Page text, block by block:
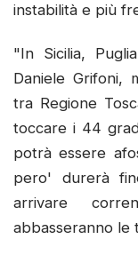
instabilità e più
"In Sicilia,
Daniele Grifoni,
tra Regione
toccare i 44
potrà essere
pero' durerà
arrivare
abbasseranno le